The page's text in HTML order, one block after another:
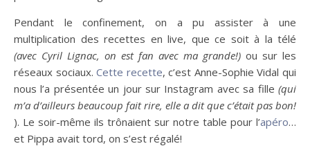
Pendant le confinement, on a pu assister à une
multiplication des recettes en live, que ce soit à la télé
(avec Cyril Lignac, on est fan avec ma grande!) ou sur les
réseaux sociaux.Cette recette, c’est Anne-Sophie Vidal qui
nous l’a présentée un jour sur Instagram avec sa fille (qui
m’a d’ailleurs beaucoup fait rire, elle a dit que c’était pas bon!
). Le soir-même ils trônaient sur notre table pour l’apéro…
et Pippa avait tord, on s’est régalé!